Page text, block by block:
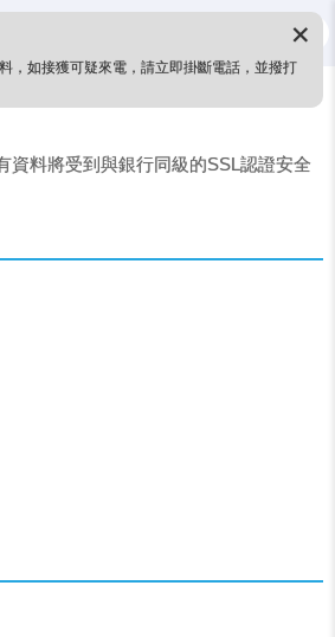
，如接獲可疑來電，請立即掛斷電話，並撥打
✕
資料將受到與銀行同級的SSL認證安全